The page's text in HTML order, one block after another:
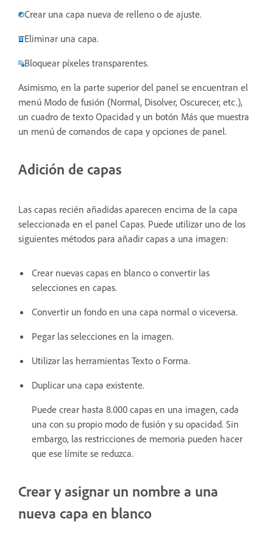
Crear una capa nueva de relleno o de ajuste.
Eliminar una capa.
Bloquear píxeles transparentes.
Asimismo, en la parte superior del panel se encuentran el
menú Modo de fusión (Normal, Disolver, Oscurecer, etc.),
un cuadro de texto Opacidad y un botón Más que muestra
un menú de comandos de capa y opciones de panel.
Adición de capas
Las capas recién añadidas aparecen encima de la capa
seleccionada en el panel Capas. Puede utilizar uno de los
siguientes métodos para añadir capas a una imagen:
Crear nuevas capas en blanco o convertir las
selecciones en capas.
Convertir un fondo en una capa normal o viceversa.
Pegar las selecciones en la imagen.
Utilizar las herramientas Texto o Forma.
Duplicar una capa existente.
Puede crear hasta 8.000 capas en una imagen, cada
una con su propio modo de fusión y su opacidad. Sin
embargo, las restricciones de memoria pueden hacer
que ese límite se reduzca.
Crear y asignar un nombre a una
nueva capa en blanco